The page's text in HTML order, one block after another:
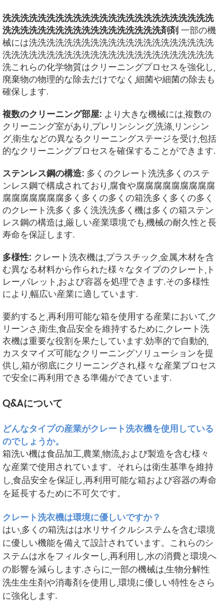
洗洗洗洗洗洗洗洗洗洗洗洗洗洗洗洗洗洗洗洗洗洗洗洗
洗洗洗洗洗洗洗洗洗洗洗洗洗洗洗洗洗洗剤剤一部の機
械には洗洗洗洗洗洗洗洗洗洗洗洗洗洗洗洗洗洗洗洗洗
洗洗洗洗洗洗洗洗洗洗洗洗洗洗洗洗洗洗洗洗洗洗洗洗
洗これらの化学物質はクリーニングプロセスを強化し,
廃棄物の物理的な除去だけでなく,細菌や細菌の除去も
確保します.
複数のクリーニング部屋: より大きな機械には,複数の
クリーニング室があり,プレリンシング,洗涤,リンシン
グ,衛生などの異なるクリーニングステージを受け,包括
的なクリーニングプロセスを確保することができます.
ステンレス鋼の構造: 多くのクレート洗洗多くのステ
ンレス鋼で構成されており,腐食や腐腐腐腐腐腐腐腐腐
腐腐腐腐腐腐腐多く多くの多くの箱洗多く多くの多く
のクレート洗多く多く洗洗洗多く機は多くの箱ステン
レス鋼の構造は,厳しい産業環境でも,機械の耐久性と長
寿命を保証します.
多様性: クレート洗衣機は,プラスチック,金属,木材を含
む異なる材料から作られた様々なタイプのクレート,ト
レー,パレット,および容器を処理できます.その多様性
により,幅広い産業に適しています.
要約すると,再利用可能な箱を使用する産業において,ク
リーンさ,衛生,食品安全を維持するために,クレート洗
衣機は重要な役割を果たしています.効率的で自動的,
カスタマイズ可能なクリーニングソリューションを提
供し,箱が彻底にクリーニングされ,様々な産業プロセス
で安全に再利用できる準備ができています.
Q&Aについて
どんなタイプの産業がクレート洗衣機を使用している
のでしょうか。
箱洗い機は食品加工,農業,物流,および製造を含む様々
な産業で使用されています。それらは衛生基準を維持
し,食品安全を保証し,再利用可能な箱および容器の寿命
を延長するために不可欠です。
クレート洗衣機は環境に優しいですか？
はい,多くの箱洗はは水リサイクルシステムを含む環境
に優しい機能を備えて設計されています。これらのシ
ステムは水をフィルターし,再利用し,水の消費と環境へ
の影響を減らします.さらに,一部の機械は,生物分解性
洗生生生剤や消毒剤を使用し,環境に優しい特性をさら
に強化します.